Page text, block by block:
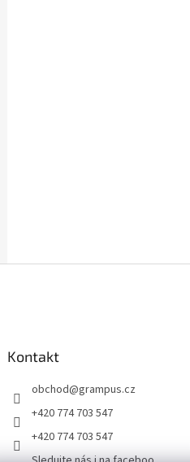
Kontakt
obchod@grampus.cz
+420 774 703 547
+420 774 703 547